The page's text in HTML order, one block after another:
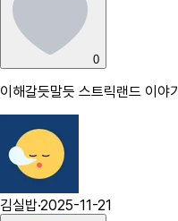
0
이해갈듯말듯 스트릭랜드 이야기
김실밥·2025-11-21